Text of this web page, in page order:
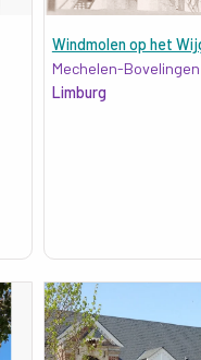
Windmolen op het
Mechelen-Bovelingen
Limburg